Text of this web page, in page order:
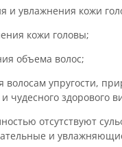
и увлажнения кожи
кожи головы;
объема волос;
волосам упругости,
чудесного здорового
отсутствуют
и